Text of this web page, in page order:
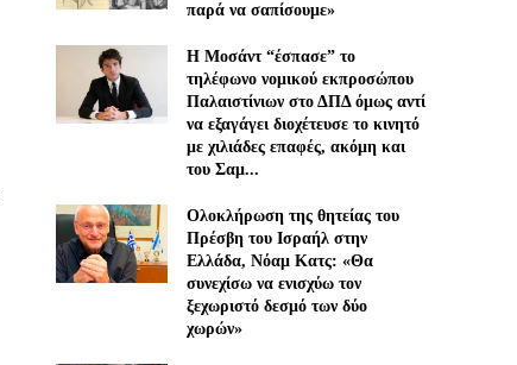
παρά να σαπίσουμε»
Η Μοσάντ “έσπασε” το
τηλέφωνο νομικού εκπροσώπου
Παλαιστίνιων στο ΔΠΔ όμως αντί
να εξαγάγει διοχέτευσε το κινητό
με χιλιάδες επαφές, ακόμη και
του Σαμ...
Ολοκλήρωση της θητείας του
Πρέσβη του Ισραήλ στην
Ελλάδα, Νόαμ Κατς: «Θα
συνεχίσω να ενισχύω τον
ξεχωριστό δεσμό των δύο
χωρών»